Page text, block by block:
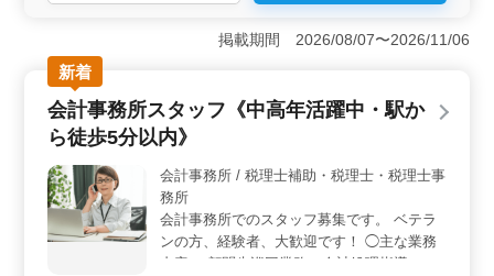
＜残業なしで働きやすい環境＞ この会計事務所は、残
業がなく、ワークライフバランスを大切にした働き方が
可能です。定時での退勤が確保されており、仕事と家庭
やプライベートの両立がしやすい職場です。年間休日130
日と、休日も多くリフレッシュしながら長期的に働ける
環境が整っています。 ＜キャリアアップを目指せる
＞ 法人や個人の税務会計業務、税務申告書類の作成、
め、これまでの経験をさらに活かし、スキルアップやキ
ャリアアップを目指す方に最適な職場です。会計ソフト
はTKCや弥生会計を使用しており、最新のツールを活用
した業務が可能です。 ＜シニア層も活躍中の職場
＞ この事務所では、50代や60代のベテランスタッフが
掲載期間 2026/08/07〜2026/11/06
新着
会計事務所スタッフ《中高年活躍中・駅か
ら徒歩5分以内》
会計事務所 / 税理士補助・税理士・税理士事
務所
会計事務所でのスタッフ募集です。 ベテラ
ンの方、経験者、大歓迎です！ ◯主な業務
内容 ・顧問先巡回業務（会計処理指導、会